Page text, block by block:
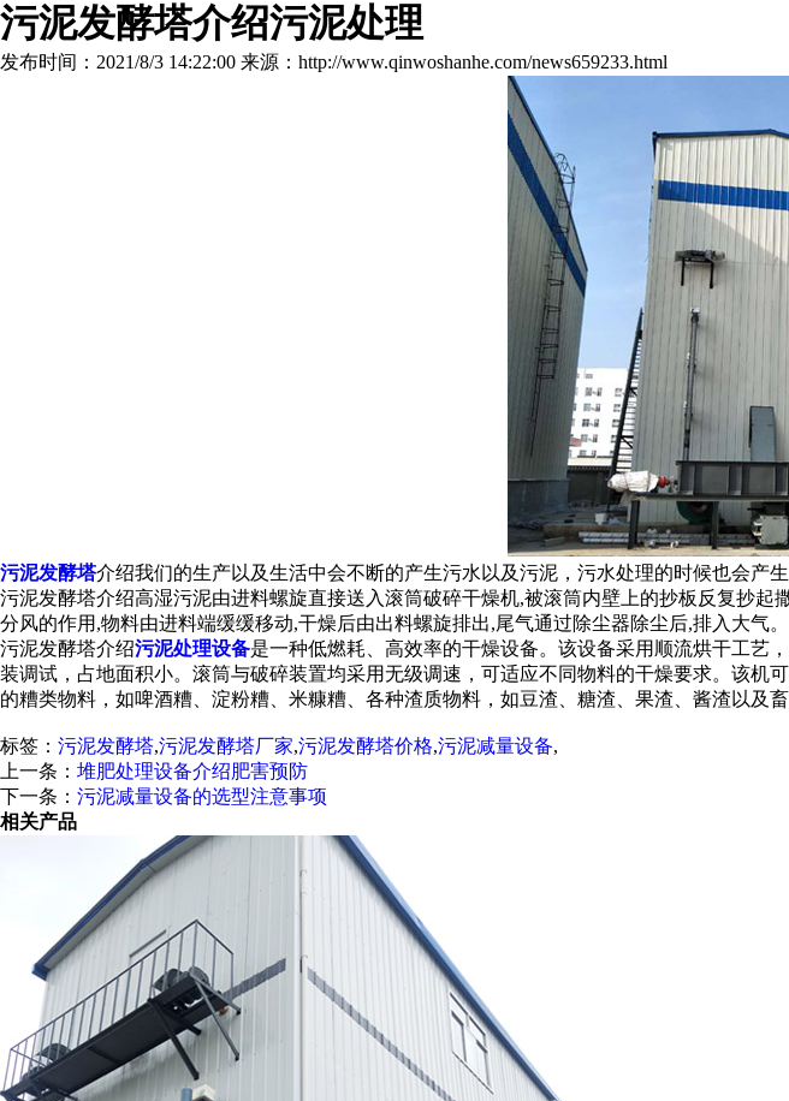
污泥发酵塔介绍污泥处理
发布时间：2021/8/3 14:22:00 来源：http://www.qinwoshanhe.com/news659233.html
污泥发酵塔介绍我们的生产以及生活中会不断的产生污水以及污泥，污水处理的时候也会产
污泥发酵塔介绍高湿污泥由进料螺旋直接送入滚筒破碎干燥机,被滚筒内壁上的抄板反复抄
分风的作用,物料由进料端缓缓移动,干燥后由出料螺旋排出,尾气通过除尘器除尘后,排入大气。
污泥发酵塔介绍污泥处理设备是一种低燃耗、高效率的干燥设备。该设备采用顺流烘干工艺
装调试，占地面积小。滚筒与破碎装置均采用无级调速，可适应不同物料的干燥要求。该
的糟类物料，如啤酒糟、淀粉糟、米糠糟、各种渣质物料，如豆渣、糖渣、果渣、酱渣以及
标签： 污泥发酵塔,污泥发酵塔厂家,污泥发酵塔价格,污泥减量设备,
上一条： 堆肥处理设备介绍肥害预防
下一条： 污泥减量设备的选型注意事项
相关产品